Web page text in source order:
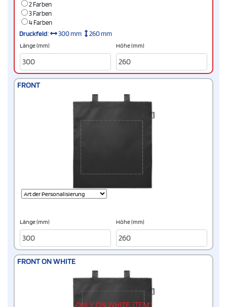
2 Farben
3 Farben
4 Farben
Druckfeld: 300 mm 260 mm
Länge (mm) Höhe (mm)
FRONT
Länge (mm) Höhe (mm)
FRONT ON WHITE